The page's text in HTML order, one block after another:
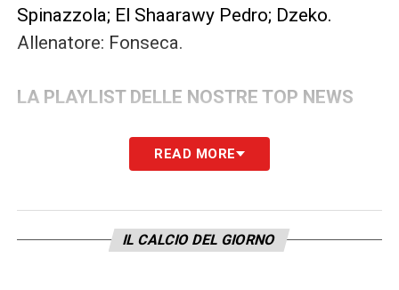
Spinazzola; El Shaarawy Pedro; Dzeko.
Allenatore: Fonseca.
LA PLAYLIST DELLE NOSTRE TOP NEWS
READ MORE
IL CALCIO DEL GIORNO